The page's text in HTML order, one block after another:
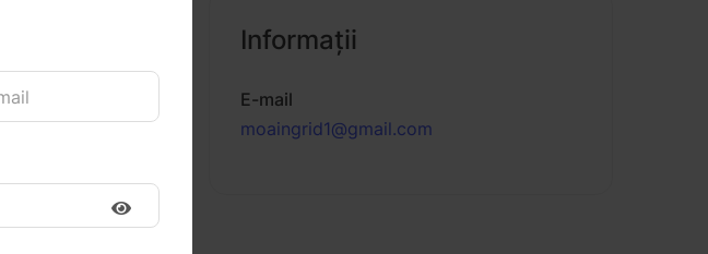
Informaţii
E-mail
moaingrid1@gmail.com